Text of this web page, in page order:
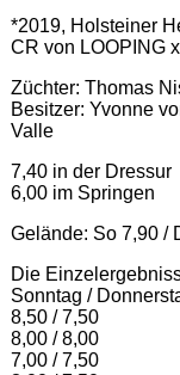
*2019, Holsteiner
CR von LOOPING
Züchter: Thomas
Besitzer: Yvonne
Valle
7,40 in der Dressur
6,00 im Springen
Gelände: So 7,90 /
Die
Sonntag /
8,50 / 7,50
8,00 / 8,00
7,00 / 7,50